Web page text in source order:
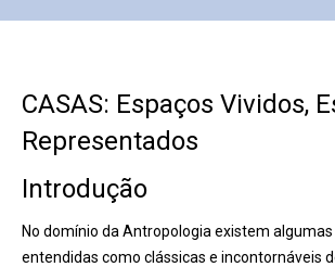
CASAS: Espaços Vividos,
Representados
Introdução
No domínio da Antropologia existem
entendidas como clássicas e incontornáveis